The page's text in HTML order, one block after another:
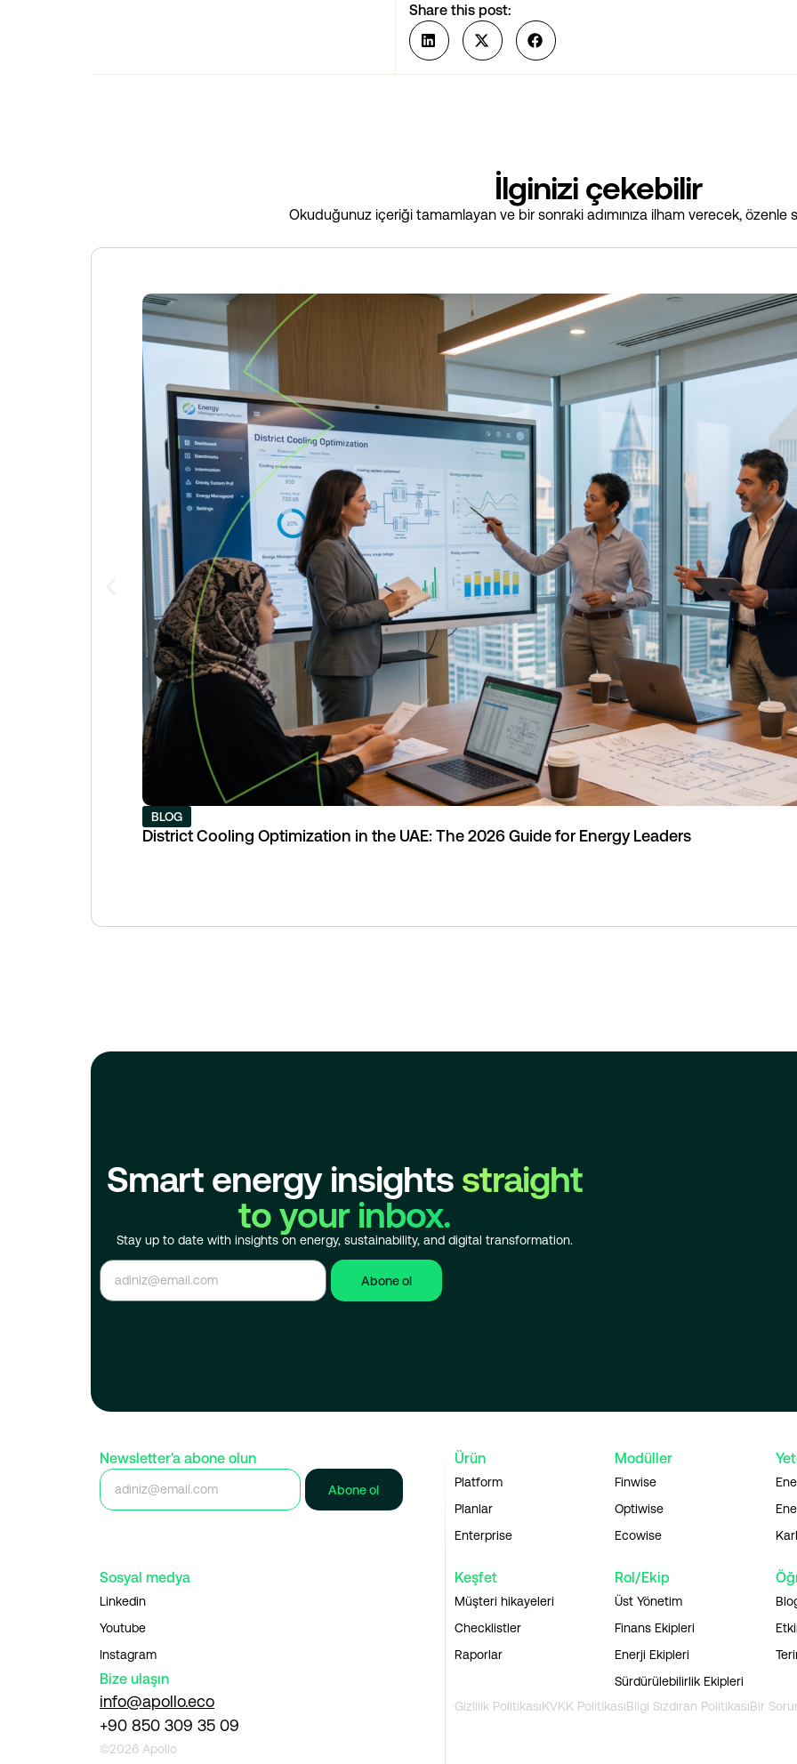
Share this post:
İlginizi çekebilir
Okuduğunuz içeriği tamamlayan ve bir sonraki adımınıza ilham verecek, özenle
BLOG
District Cooling Optimization in the UAE: The 2026 Guide for Energy Leaders
Smart energy insights straight
to your inbox.
Stay up to date with insights on energy, sustainability, and digital transformation.
Abone ol
Newsletter'a abone olun
Abone ol
Ürün
Platform
Planlar
Enterprise
Modüller
Finwise
Optiwise
Ecowise
Sosyal medya
Linkedin
Youtube
Instagram
Bize ulaşın
info@apollo.eco
+90 850 309 35 09
©2026 Apollo
Keşfet
Müşteri hikayeleri
Checklistler
Raporlar
Rol/Ekip
Üst Yönetim
Finans Ekipleri
Enerji Ekipleri
Sürdürülebilirlik Ekipleri
Gizlilik PolitikasıKVKK PolitikasıBilgi Sızdıran PolitikasıBir